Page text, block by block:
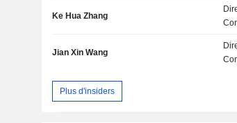
Ke Hua Zhang
Jian Xin Wang
Plus d'insiders